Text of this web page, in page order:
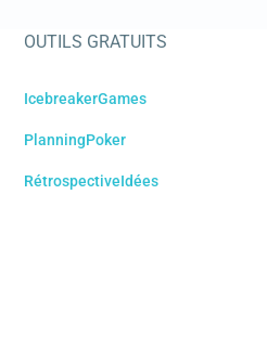
OUTILS GRATUITS
IcebreakerGames
PlanningPoker
RétrospectiveIdées